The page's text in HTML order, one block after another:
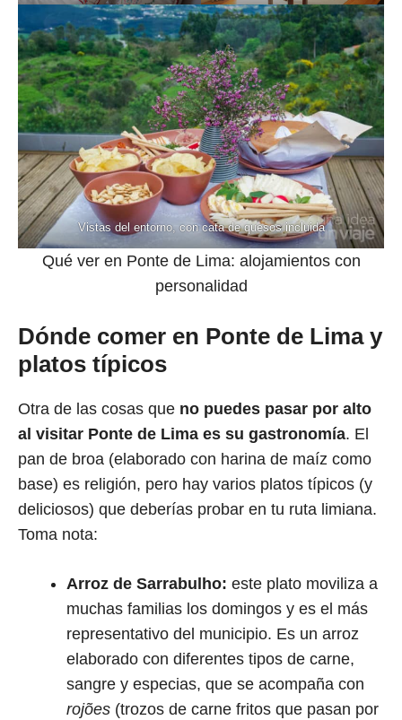
Vistas del entorno, con cata de quesos incluida
Qué ver en Ponte de Lima: alojamientos con
personalidad
Dónde comer en Ponte de Lima y
platos típicos
Otra de las cosas que no puedes pasar por alto
al visitar Ponte de Lima es su gastronomía. El
pan de broa (elaborado con harina de maíz como
base) es religión, pero hay varios platos típicos (y
deliciosos) que deberías probar en tu ruta limiana.
Toma nota:
Arroz de Sarrabulho: este plato moviliza a
muchas familias los domingos y es el más
representativo del municipio. Es un arroz
elaborado con diferentes tipos de carne,
sangre y especias, que se acompaña con
rojões (trozos de carne fritos que pasan por